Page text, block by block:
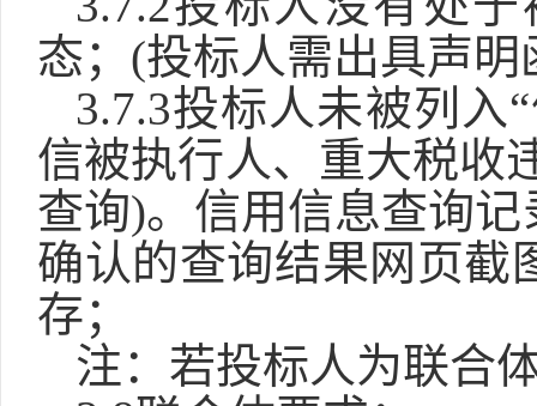
态；(投标人需出具声明
3.7.3投标人未被列入
信被执行人、重大税收
查询)。信用信息查询
确认的查询结果网页截
存；
注：若投标人为联合